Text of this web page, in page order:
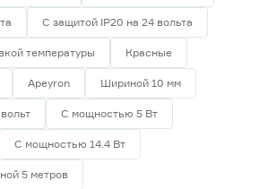
С защитой IP20 на 24 вольта
температуры Красные
Apeyron Шириной 10 мм
С мощностью 5 Вт
С мощностью 14.4 Вт
5 метров